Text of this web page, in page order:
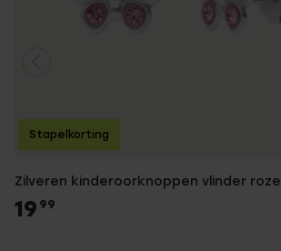
Zilveren kinderoorknoppen vlinder roze
19 99
Stapelkorting